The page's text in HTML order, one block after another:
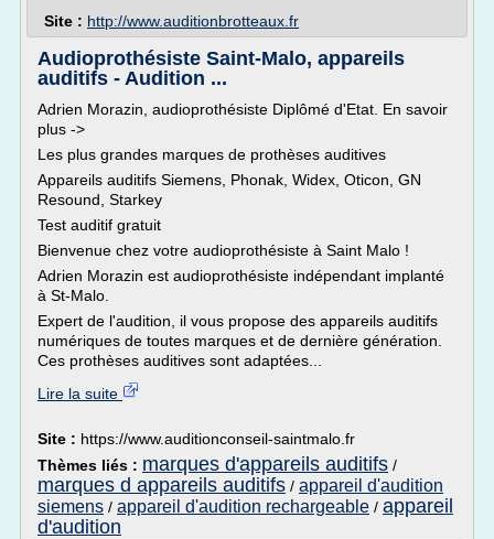
Site : http://www.auditionbrotteaux.fr
Audioprothésiste Saint-Malo, appareils
auditifs - Audition ...
Adrien Morazin, audioprothésiste Diplômé d'Etat. En savoir
plus ->
Les plus grandes marques de prothèses auditives
Appareils auditifs Siemens, Phonak, Widex, Oticon, GN
Resound, Starkey
Test auditif gratuit
Bienvenue chez votre audioprothésiste à Saint Malo !
Adrien Morazin est audioprothésiste indépendant implanté
à St-Malo.
Expert de l'audition, il vous propose des appareils auditifs
numériques de toutes marques et de dernière génération.
Ces prothèses auditives sont adaptées...
Lire la suite
Site : https://www.auditionconseil-saintmalo.fr
Thèmes liés : marques d'appareils auditifs /
marques d appareils auditifs / appareil d'audition
siemens / appareil d'audition rechargeable / appareil
d'audition